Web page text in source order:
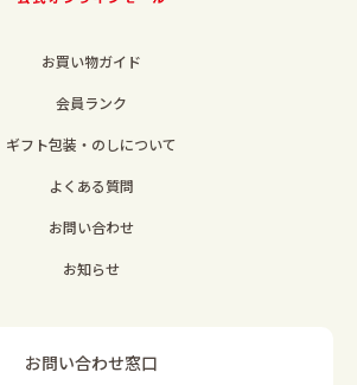
お買い物ガイド
会員ランク
ギフト包装・のしについて
よくある質問
お問い合わせ
お知らせ
お問い合わせ窓口